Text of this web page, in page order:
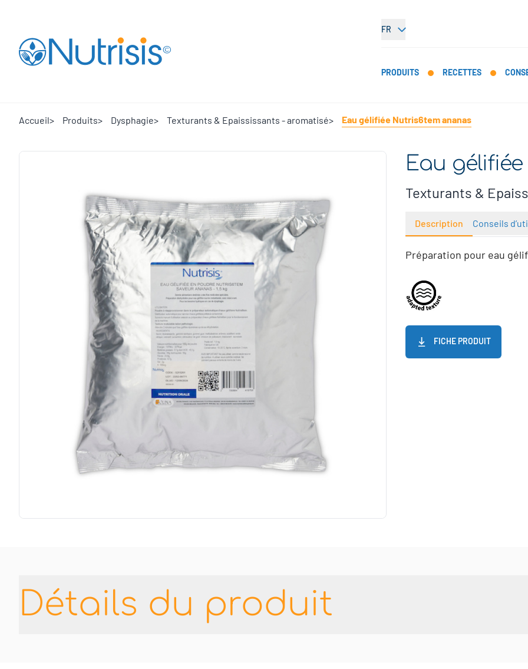
FR
PRODUITS RECETTES
Accueil Produits Dysphagie Texturants & Epaississants - aromatisé Eau gélifiée Nutris6tem ananas
Eau
Texturants &
Description Conseils
Préparation pour eau
FICHE PRODUIT
Détails du produit